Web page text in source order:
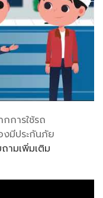
การใช้รถ
มีประกันภัย
ามเพิ่มเติม